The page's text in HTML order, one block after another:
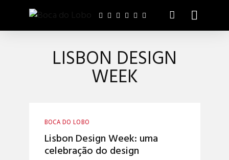
LISBON DESIGN
WEEK
BOCA DO LOBO
Lisbon Design Week: uma
celebração do design